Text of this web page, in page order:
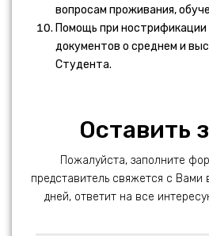
вопросам проживания,
Помощь при нострификации
документов о среднем и
Студента.
Оставить
Пожалуйста, заполните
представитель свяжется с Вами
дней, ответит на все